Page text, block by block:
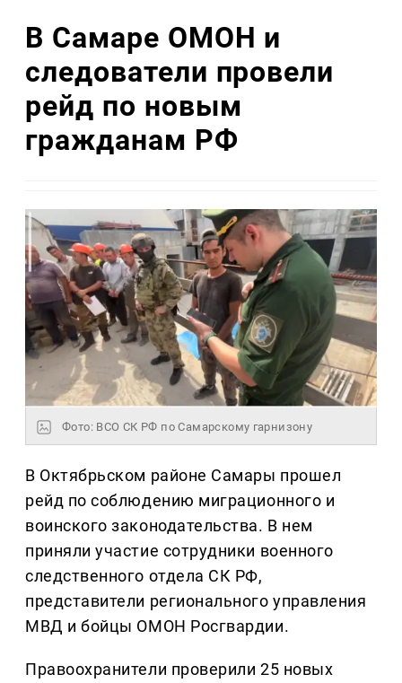
В Самаре ОМОН и
следователи провели
рейд по новым
гражданам РФ
Фото: ВСО СК РФ по Самарскому гарнизону
В Октябрьском районе Самары прошел
рейд по соблюдению миграционного и
воинского законодательства. В нем
приняли участие сотрудники военного
следственного отдела СК РФ,
представители регионального управления
МВД и бойцы ОМОН Росгвардии.
Правоохранители проверили 25 новых